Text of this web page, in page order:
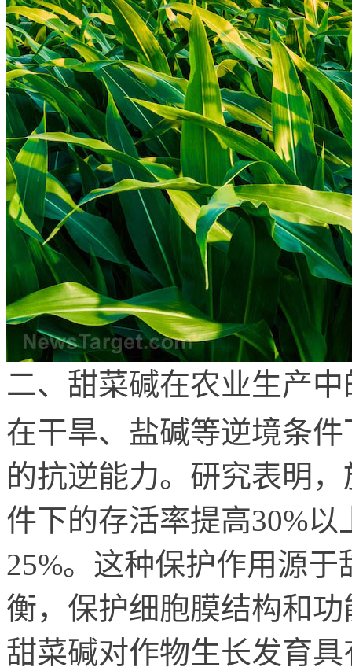
二、甜菜碱在农业生产
在干旱、盐碱等逆境条
的抗逆能力。研究表明
件下的存活率提高30%
25%。这种保护作用源
衡，保护细胞膜结构和功
甜菜碱对作物生长发育